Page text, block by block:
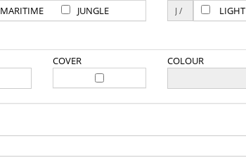
MARITIME JUNGLE
LIGHT
COVER COLOUR